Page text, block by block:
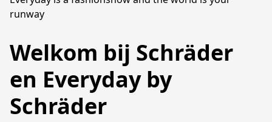
runway
Welkom bij Schräder
en Everyday by
Schräder